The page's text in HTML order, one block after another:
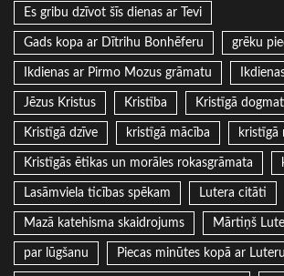
Es gribu dzīvot šīs dienas ar Tevi
Gads kopa ar Dītrihu Bonhēferu grēku
Ikdienas ar Pirmo Mozus grāmatu
Jēzus Kristus Kristība Kristīgā
Kristīgā dzīve kristīgā mācība kristīgā
Kristīgās ētikas un morāles rokasgrāmata
Lasāmviela ticības spēkam Lutera citāti
Mazā katehisma skaidrojums Mārtiņš
par lūgšanu Piecas minūtes kopā ar Luteru